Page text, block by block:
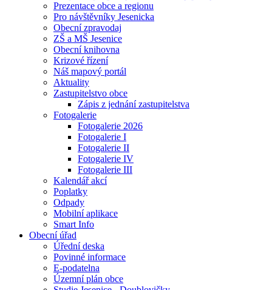
Prezentace obce a regionu
Pro návštěvníky Jesenicka
Obecní zpravodaj
ZŠ a MŠ Jesenice
Obecní knihovna
Krizové řízení
Náš mapový portál
Aktuality
Zastupitelstvo obce
Zápis z jednání zastupitelstva
Fotogalerie
Fotogalerie 2026
Fotogalerie I
Fotogalerie II
Fotogalerie IV
Fotogalerie III
Kalendář akcí
Poplatky
Odpady
Mobilní aplikace
Smart Info
Obecní úřad
Úřední deska
Povinné informace
E-podatelna
Územní plán obce